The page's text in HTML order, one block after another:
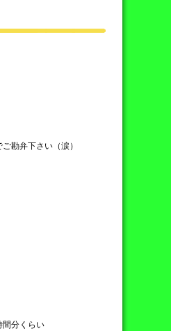
勘弁下さい（涙）
間分くらい